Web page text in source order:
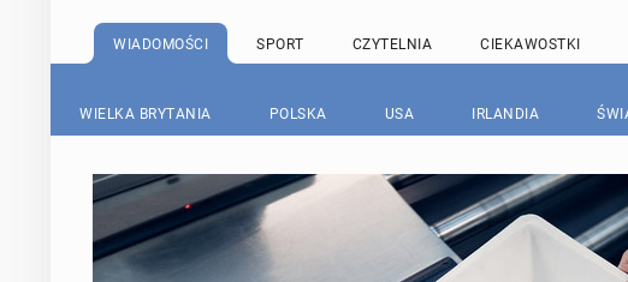
WIADOMOŚCI SPORT CZYTELNIA CIEKAWOSTKI
WIELKA BRYTANIA POLSKA USA IRLANDIA